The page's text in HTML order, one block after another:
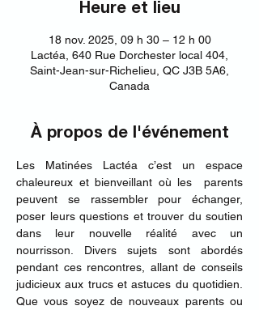
Heure et lieu
18 nov. 2025, 09 h 30 – 12 h 00
Lactéa, 640 Rue Dorchester local 404,
Saint-Jean-sur-Richelieu, QC J3B 5A6,
Canada
À propos de l'événement
Les Matinées Lactéa c’est un espace
chaleureux et bienveillant où les  parents
peuvent se rassembler pour échanger,
poser leurs questions et trouver du soutien
dans leur nouvelle réalité avec un
nourrisson. Divers sujets sont abordés
pendant ces rencontres, allant de conseils
judicieux aux trucs et astuces du quotidien.
Que vous soyez de nouveaux parents ou